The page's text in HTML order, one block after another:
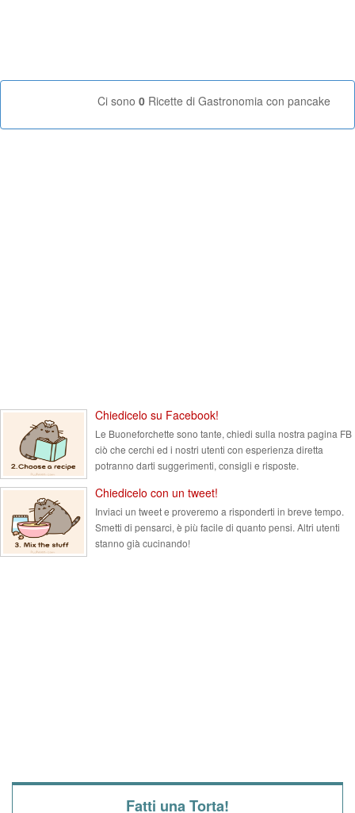
Ci sono 0 Ricette di Gastronomia con pancake
Chiedicelo su Facebook!
Le Buoneforchette sono tante, chiedi sulla nostra pagina FB
ciò che cerchi ed i nostri utenti con esperienza diretta
potranno darti suggerimenti, consigli e risposte.
Chiedicelo con un tweet!
Inviaci un tweet e proveremo a risponderti in breve tempo.
Smetti di pensarci, è più facile di quanto pensi. Altri utenti
stanno già cucinando!
Fatti una Torta!